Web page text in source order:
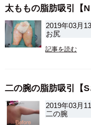
太ももの脂肪吸引【
2019年03月
お尻
記事を読む
二の腕の脂肪吸引【
2019年03月
二の腕